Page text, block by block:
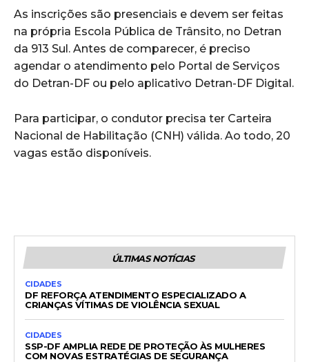
As inscrições são presenciais e devem ser feitas
na própria Escola Pública de Trânsito, no Detran
da 913 Sul. Antes de comparecer, é preciso
agendar o atendimento pelo Portal de Serviços
do Detran-DF ou pelo aplicativo Detran-DF Digital.
Para participar, o condutor precisa ter Carteira
Nacional de Habilitação (CNH) válida. Ao todo, 20
vagas estão disponíveis.
ÚLTIMAS NOTÍCIAS
CIDADES
DF REFORÇA ATENDIMENTO ESPECIALIZADO A
CRIANÇAS VÍTIMAS DE VIOLÊNCIA SEXUAL
CIDADES
SSP-DF AMPLIA REDE DE PROTEÇÃO ÀS MULHERES
COM NOVAS ESTRATÉGIAS DE SEGURANÇA